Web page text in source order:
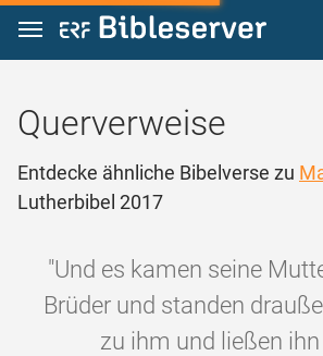
Zum Inhalt springen
Querverweise
Entdecke ähnliche Bibelverse zu
Lutherbibel 2017
"Und es kamen seine
Brüder und standen
zu ihm und ließen ihn